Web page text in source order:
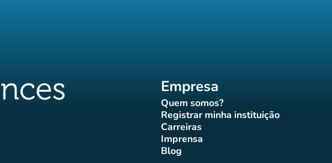
separador)
Empresa
Quem somos?(novo separador)
Registrar minha instituição
(novo separador)
Carreiras(novo separador)
Imprensa(novo separador)
Blog(novo separador)